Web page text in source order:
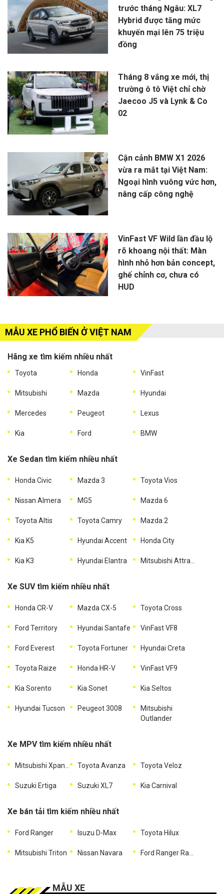
trước tháng Ngâu: XL7
Hybrid được tăng mức
khuyến mại lên 75 triệu
đồng
Tháng 8 vắng xe mới, thị
trường ô tô Việt chỉ chờ
Jaecoo J5 và Lynk & Co
02
Cận cảnh BMW X1 2026
vừa ra mắt tại Việt Nam:
Ngoại hình vuông vức hơn,
nâng cấp công nghệ
VinFast VF Wild lần đầu lộ
rõ khoang nội thất: Màn
hình nhỏ hơn bản concept,
ghế chỉnh cơ, chưa có
HUD
MẪU XE PHỔ BIẾN Ở VIỆT NAM
Hãng xe tìm kiếm nhiều nhất
Toyota Honda VinFast
Mitsubishi Mazda Hyundai
Mercedes Peugeot Lexus
Kia Ford BMW
Xe Sedan tìm kiếm nhiều nhất
Honda Civic Mazda 3 Toyota Vios
Nissan Almera MG5 Mazda 6
Toyota Altis Toyota Camry Mazda 2
Kia K5 Hyundai Accent Honda City
Kia K3 Hyundai Elantra Mitsubishi Attrage
Xe SUV tìm kiếm nhiều nhất
Honda CR-V Mazda CX-5 Toyota Cross
Ford Territory Hyundai Santafe VinFast VF8
Ford Everest Toyota Fortuner Hyundai Creta
Toyota Raize Honda HR-V VinFast VF9
Kia Sorento Kia Sonet Kia Seltos
Hyundai Tucson Peugeot 3008
Mitsubishi
Outlander
Xe MPV tìm kiếm nhiều nhất
Mitsubishi Xpander Toyota Avanza Toyota Veloz
Suzuki Ertiga Suzuki XL7 Kia Carnival
Xe bán tải tìm kiếm nhiều nhất
Ford Ranger Isuzu D-Max Toyota Hilux
Mitsubishi Triton Nissan Navara Ford Ranger Raptor
MẪU XE